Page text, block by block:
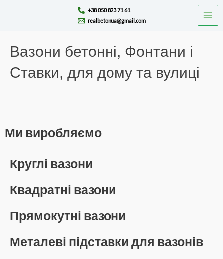
вмісту
+38 050 823 71 61
realbetonua@gmail.com
Вазони бетонні, Фонтани і
Ставки, для дому та вулиці
Ми виробляємо
Круглі вазони
Квадратні вазони
Прямокутні вазони
Металеві підставки для вазонів